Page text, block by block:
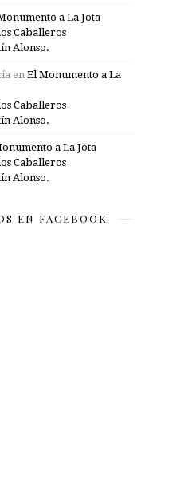
a La Jota
Caballeros
Alonso.
en El Monumento a La
Caballeros
Alonso.
a La Jota
Caballeros
Alonso.
EN FACEBOOK